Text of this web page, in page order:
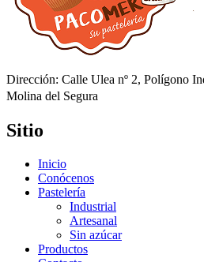
Dirección: Calle Ulea nº 2, Polígono
Molina del Segura
Sitio
Inicio
Conócenos
Pastelería
Industrial
Artesanal
Sin azúcar
Productos